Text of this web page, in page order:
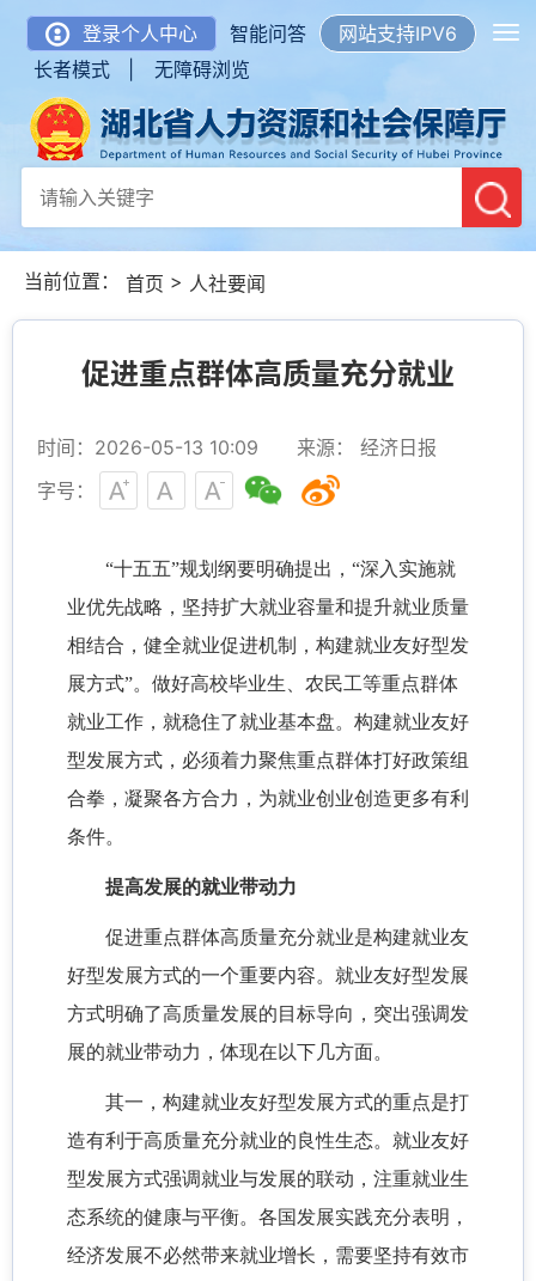
登录个人中心 智能问答
网站支持IPV6
长者模式 |
无障碍浏览
当前位置： 首页 > 人社要闻
促进重点群体高质量充分就业
时间：2026-05-13 10:09
来源： 经济日报
字号：
“十五五”规划纲要明确提出，“深入实施就
业优先战略，坚持扩大就业容量和提升就业质量
相结合，健全就业促进机制，构建就业友好型发
展方式”。做好高校毕业生、农民工等重点群体
就业工作，就稳住了就业基本盘。构建就业友好
型发展方式，必须着力聚焦重点群体打好政策组
合拳，凝聚各方合力，为就业创业创造更多有利
条件。
提高发展的就业带动力
促进重点群体高质量充分就业是构建就业友
好型发展方式的一个重要内容。就业友好型发展
方式明确了高质量发展的目标导向，突出强调发
展的就业带动力，体现在以下几方面。
其一，构建就业友好型发展方式的重点是打
造有利于高质量充分就业的良性生态。就业友好
型发展方式强调就业与发展的联动，注重就业生
态系统的健康与平衡。各国发展实践充分表明，
经济发展不必然带来就业增长，需要坚持有效市